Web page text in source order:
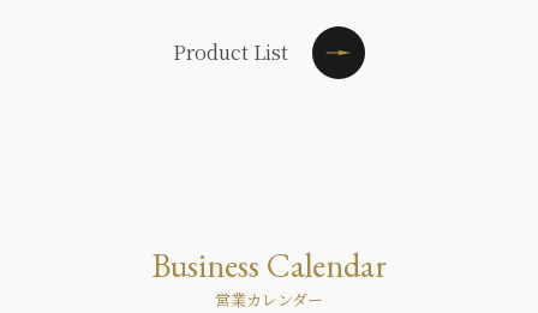
Product List
Business Calendar
営業カレンダー